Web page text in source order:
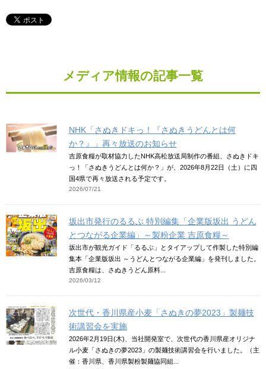
メディア情報の記事一覧
NHK「さぬきドキっ！『さぬきうどんとは何
か？』」再々放送のお知らせ
吉原食糧が取材協力したNHK高松放送局制作の番組、さぬきドキ
っ！「さぬきうどんとは何か？」が、2026年8月22日（土）に四
国4県で再々放送される予定です。
2026/07/21
坂出市発行のるるぶ 特別編集「企業版坂出 うどん
とつながる企業編」～製粉企業 吉原食糧～
坂出市が観光ガイド「るるぶ」とタイアップして作製した特別編
集本「企業版坂出 ～うどんとつながる企業編」を発刊しました。
吉原食糧は、さぬきうどん原料...
2026/03/12
次世代・香川県産小麦「さぬきの夢2023」製麺技
術講習会を実施
2026年2月19日(木)、当社開発室で、次世代の香川県産オリジナ
ル小麦「さぬきの夢2023」の製麺技術講習会を行いました。（主
催：香川県、香川県製粉製麺協同組...